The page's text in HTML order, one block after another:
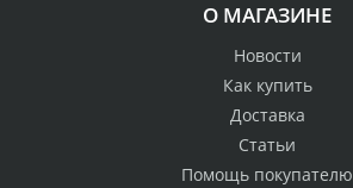
О МАГАЗИНЕ
Новости
Как купить
Доставка
Статьи
Помощь покупателю